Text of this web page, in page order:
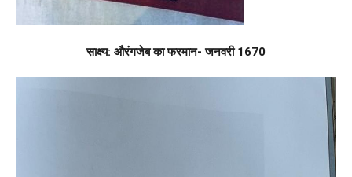
साक्ष्य: औरंगजेब का फरमान- जनवरी 1670